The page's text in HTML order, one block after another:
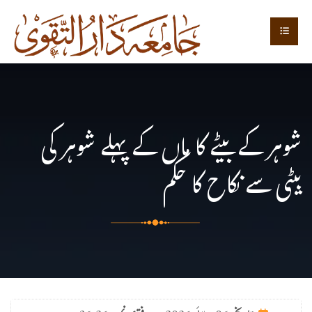
شوہر کے بیٹے کا ماں کے پہلے شوہر کی
بیٹی سے نکاح کا حکم